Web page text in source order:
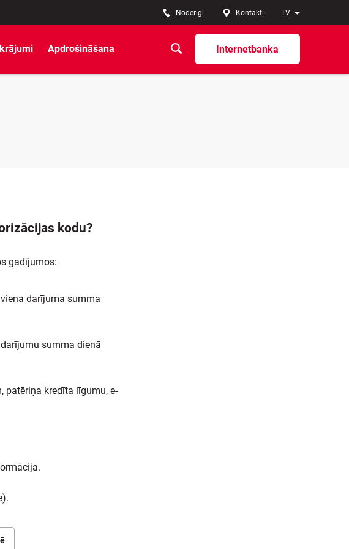
LV
Noderīgi Kontakti
Internetbanka
Apdrošināšana
kodu?
gadījumos:
darījuma summa
summa dienā
patēriņa kredīta līgumu, e-